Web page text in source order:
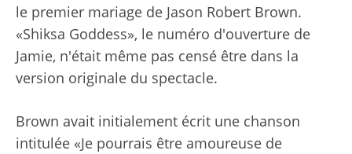
le premier mariage de Jason Robert Brown.
«Shiksa Goddess», le numéro d'ouverture de
Jamie, n'était même pas censé être dans la
version originale du spectacle.
Brown avait initialement écrit une chanson
intitulée «Je pourrais être amoureuse de